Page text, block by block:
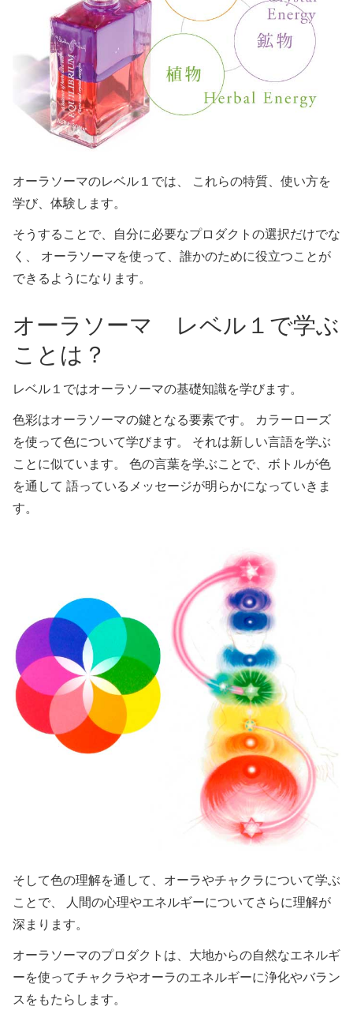
オーラソーマのレベル１では、 これらの特質、使い方を
学び、体験します。
そうすることで、自分に必要なプロダクトの選択だけでな
く、 オーラソーマを使って、誰かのために役立つことが
できるようになります。
オーラソーマ レベル１で学ぶ
ことは？
レベル１ではオーラソーマの基礎知識を学びます。
色彩はオーラソーマの鍵となる要素です。 カラーローズ
を使って色について学びます。 それは新しい言語を学ぶ
ことに似ています。 色の言葉を学ぶことで、ボトルが色
を通して 語っているメッセージが明らかになっていきま
す。
そして色の理解を通して、オーラやチャクラについて学ぶ
ことで、 人間の心理やエネルギーについてさらに理解が
深まります。
オーラソーマのプロダクトは、大地からの自然なエネルギ
ーを使ってチャクラやオーラのエネルギーに浄化やバラン
スをもたらします。